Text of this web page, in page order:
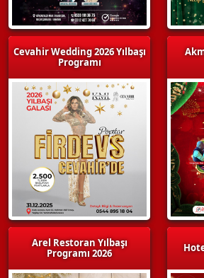
Cevahir Wedding 2026 Yılbaşı
Programı
Arel Restoran Yılbaşı
Programı 2026